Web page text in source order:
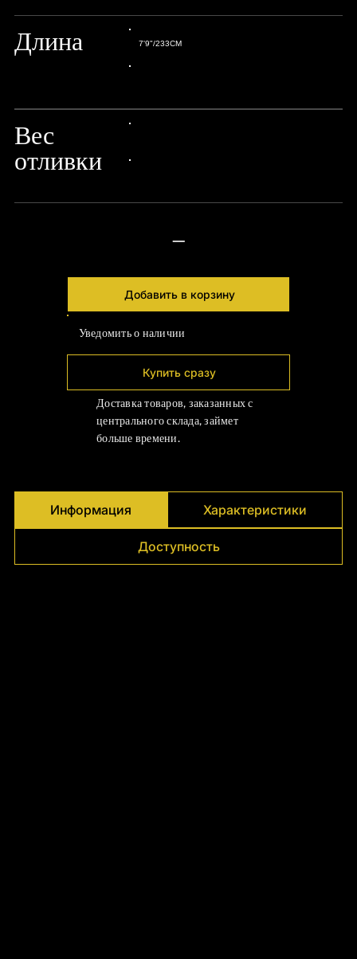
7'9"/233CM
Длина
Вес
отливки
—
Добавить в корзину
Уведомить о наличии
Купить сразу
Доставка товаров, заказанных с
центрального склада, займет
больше времени.
Информация Характеристики
Доступность